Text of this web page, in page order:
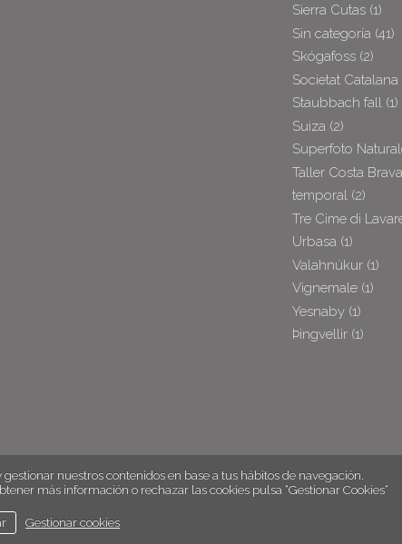
Sierra Cutas (1)
Sin categoría (41)
Skógafoss (2)
Societat
Staubbach fall (1)
Suiza (2)
Superfoto
Taller Costa Brava
temporal (2)
Tre Cime di
Urbasa (1)
Valahnúkur (1)
Vignemale (1)
Yesnaby (1)
Þingvellir (1)
english
política de cookies
nuestros contenidos en base a tus hábitos de navegación.
más información o rechazar las cookies pulsa “Gestionar Cookies“
Gestionar cookies